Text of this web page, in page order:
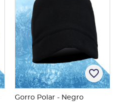
favorite_border
Gorro Polar - Negro